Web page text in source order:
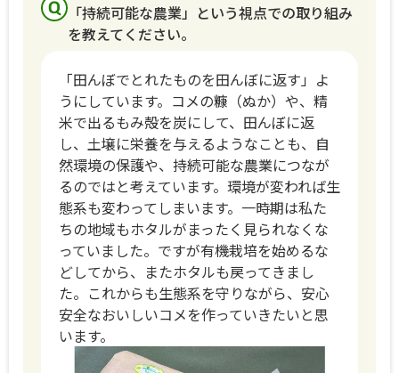
「持続可能な農業」という視点での取り組み
を教えてください。
「田んぼでとれたものを田んぼに返す」よ
うにしています。コメの糠（ぬか）や、精
米で出るもみ殻を炭にして、田んぼに返
し、土壌に栄養を与えるようなことも、自
然環境の保護や、持続可能な農業につなが
るのではと考えています。環境が変われば生
態系も変わってしまいます。一時期は私た
ちの地域もホタルがまったく見られなくな
っていました。ですが有機栽培を始めるな
どしてから、またホタルも戻ってきまし
た。これからも生態系を守りながら、安心
安全なおいしいコメを作っていきたいと思
います。